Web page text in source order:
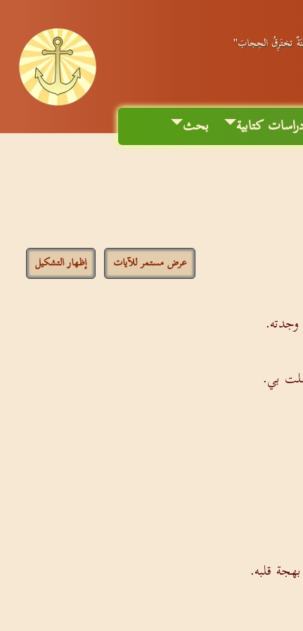
تختَرِقُ الحِجابَ"
كتابية بحث
عرض مستمر للآيات إظهار التشكيل
بي.
قلبه.